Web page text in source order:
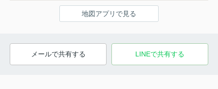
地図アプリで見る
メールで共有する LINEで共有する